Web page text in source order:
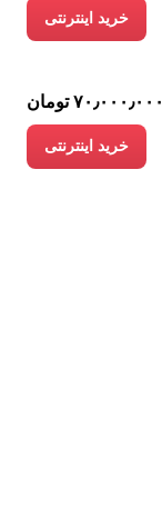
خرید اینترنتی
۷۰٫۰۰۰٫۰۰۰ تومان
خرید اینترنتی